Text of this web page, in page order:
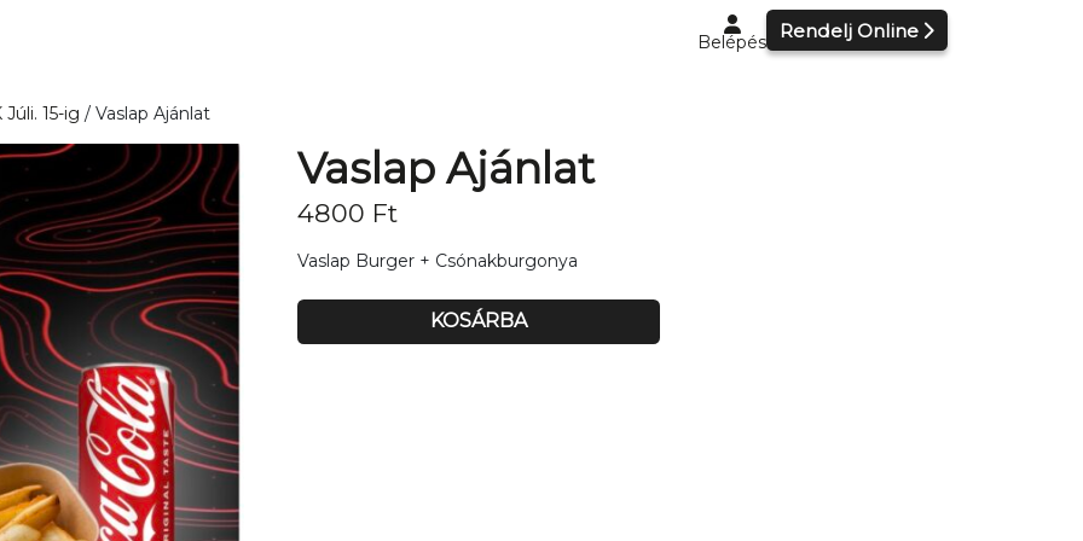
Belépés
Rendelj Online
Júli. 15-ig / Vaslap Ajánlat
Vaslap Ajánlat
4800 Ft
Vaslap Burger + Csónakburgonya
KOSÁRBA